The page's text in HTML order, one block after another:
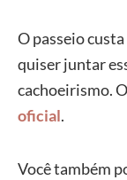
O passeio
quiser juntar
cachoeirismo.
oficial.
Você também